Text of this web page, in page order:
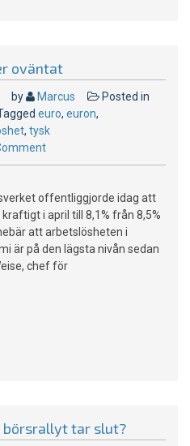
oväntat
by Marcus
Posted in
euro, euron,
, tysk
Tysk
faller
oväntat
offentliggjorde idag att
i april till 8,1% från 8,5%
att arbetslösheten i
är på den lägsta nivån sedan
chef för
börsrallyt tar slut?